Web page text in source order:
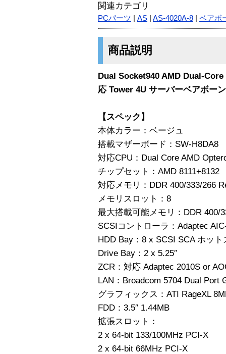
関連カテゴリ
PCパーツ AS AS-4020A-8 ベアボ
商品説明
Dual Socket940 AMD Dual-
応 Tower 4U サーバーベアボー
【スペック】
本体カラー：ベージュ
搭載マザーボード：SW-H8DA8
対応CPU：Dual Core AMD
チップセット：AMD 8111+8132
対応メモリ：DDR 400/333/266
メモリスロット：8
最大搭載可能メモリ：DDR 400/
SCSIコントローラ：Adaptec
HDD Bay：8 x SCSI SCA ホット
Drive Bay：2 x 5.25″
ZCR：対応 Adaptec 2010S or
LAN：Broadcom 5704 Dual Port
グラフィックス：ATI RageXL
FDD：3.5″ 1.44MB
拡張スロット：
2 x 64-bit 133/100MHz PCI-X
2 x 64-bit 66MHz PCI-X